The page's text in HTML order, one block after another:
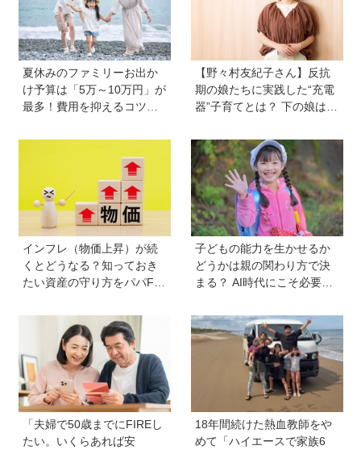
【慶應生よしださん｜前
夏休みのファミリーお出か
け予算は「5万～10万円」が
最多！費用を抑えるコツ
【HugKum総研】
【野々村友紀子さん】反抗
期の娘たちに実践した“充電
器”子育てとは？ 下の娘は小
入りまーす」と宣言！
インフレ（物価上昇）が続
くとどうなる？知っておき
たい資産の守り方をパパFP
子どもの能力を生かせるか
どうかは親の関わり方で決
まる？ AI時代にこそ必要な
の伸ばし方と「愛される人
格」の育み方
「夫婦で50歳までにFIREし
たい。いくらあれば安
18年間続けた熱血教師をや
めて「ハイエースで家族6